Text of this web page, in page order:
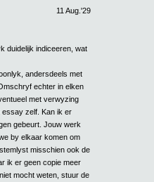
11 Aug.'29
duidelijk indiceeren, wat
andersdeels met
echter in elken
met verwyzing
zelf. Kan ik er
gebeurt. Jouw werk
by elkaar komen om
misschien ook de
ik er geen copie meer
mocht weten, stuur de